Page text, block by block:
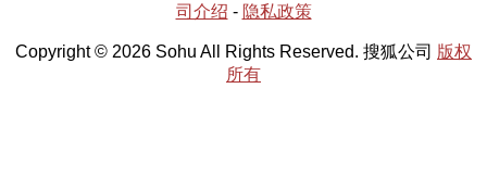
司介绍 - 隐私政策
Copyright © 2026 Sohu All Rights Reserved. 搜狐公司 版权
所有